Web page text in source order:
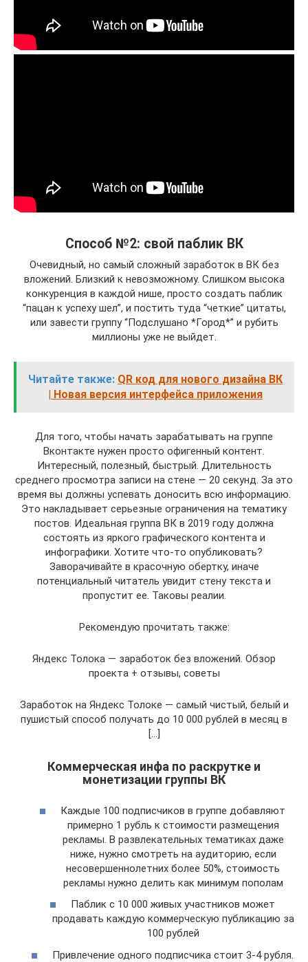
Способ №2: свой паблик ВК
Очевидный, но самый сложный заработок в ВК без
вложений. Близкий к невозможному. Слишком высока
конкуренция в каждой нише, просто создать паблик
“пацан к успеху шел”, и постить туда “четкие” цитаты,
или завести группу “Подслушано *Город*” и рубить
миллионы уже не выйдет.
Читайте также: QR код для нового дизайна ВК
| Новая версия интерфейса приложения
Для того, чтобы начать зарабатывать на группе
Вконтакте нужен просто офигенный контент.
Интересный, полезный, быстрый. Длительность
среднего просмотра записи на стене — 20 секунд. За это
время вы должны успевать доносить всю информацию.
Это накладывает серьезные ограничения на тематику
постов. Идеальная группа ВК в 2019 году должна
состоять из яркого графического контента и
инфографики. Хотите что-то опубликовать?
Заворачивайте в красочную обертку, иначе
потенциальный читатель увидит стену текста и
пропустит ее. Таковы реалии.
Рекомендую прочитать также:
Яндекс Толока — заработок без вложений. Обзор
проекта + отзывы, советы
Заработок на Яндекс Толоке — самый чистый, белый и
пушистый способ получать до 10 000 рублей в месяц в
[…]
Коммерческая инфа по раскрутке и
монетизации группы ВК
Каждые 100 подписчиков в группе добавляют
примерно 1 рубль к стоимости размещения
рекламы. В развлекательных тематиках даже
ниже, нужно смотреть на аудиторию, если
несовершеннолетних более 50%, стоимость
рекламы нужно делить как минимум пополам
Паблик с 10 000 живых участников может
продавать каждую коммерческую публикацию за
100 рублей
Привлечение одного подписчика стоит 3-4 рубля.